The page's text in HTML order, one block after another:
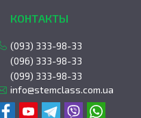
КОНТАКТЫ
(093) 333-98-33
(096) 333-98-33
(099) 333-98-33
info@stemclass.com.ua